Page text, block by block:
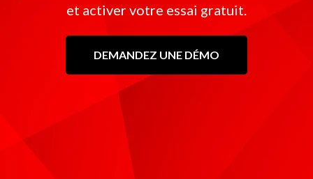
et activer votre essai gratuit.
DEMANDEZ UNE DÉMO